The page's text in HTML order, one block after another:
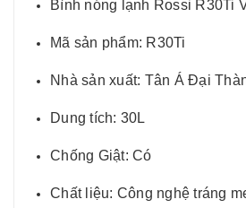
Bình nóng lạnh Rossi R30Ti
Mã sản phẩm: R30Ti
Nhà sản xuất: Tân Á Đại
Dung tích: 30L
Chống Giật: Có
Chất liệu: Công nghệ tráng